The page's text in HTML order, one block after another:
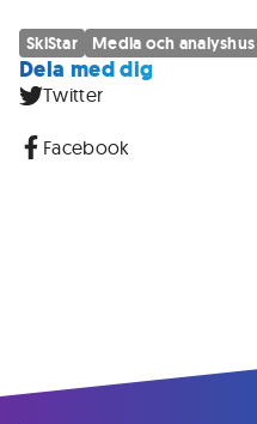
SkiStar Media och analyshus
Dela med dig
Twitter
Facebook